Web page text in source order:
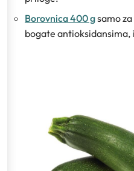
Borovnica 400 gsamo za
bogate antioksidansima,